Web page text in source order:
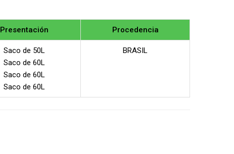
Presentación Procedencia
Saco de 50L
Saco de 60L
Saco de 60L
Saco de 60L
BRASIL